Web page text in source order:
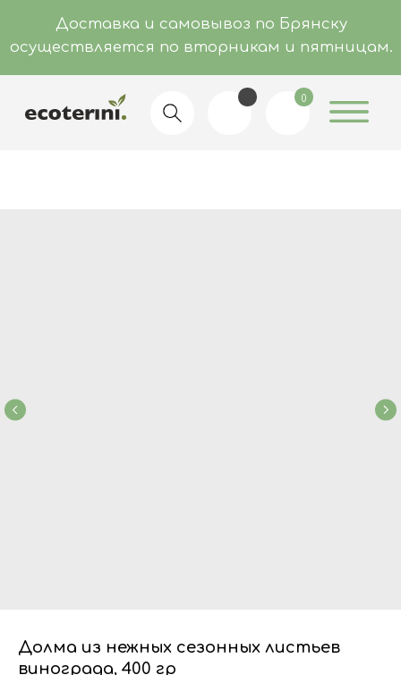
Доставка и самовывоз по Брянску
осуществляется по вторникам и пятницам.
Долма из нежных сезонных листьев
винограда, 400 гр